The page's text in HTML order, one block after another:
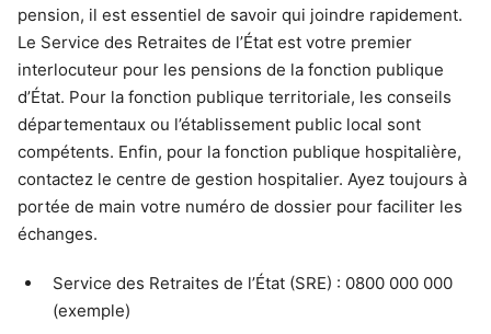
pension, il est essentiel de savoir qui joindre rapidement.
Le Service des Retraites de l’État est votre premier
interlocuteur pour les pensions de la fonction publique
d’État. Pour la fonction publique territoriale, les conseils
départementaux ou l’établissement public local sont
compétents. Enfin, pour la fonction publique hospitalière,
contactez le centre de gestion hospitalier. Ayez toujours à
portée de main votre numéro de dossier pour faciliter les
échanges.
Service des Retraites de l’État (SRE) : 0800 000 000
(exemple)